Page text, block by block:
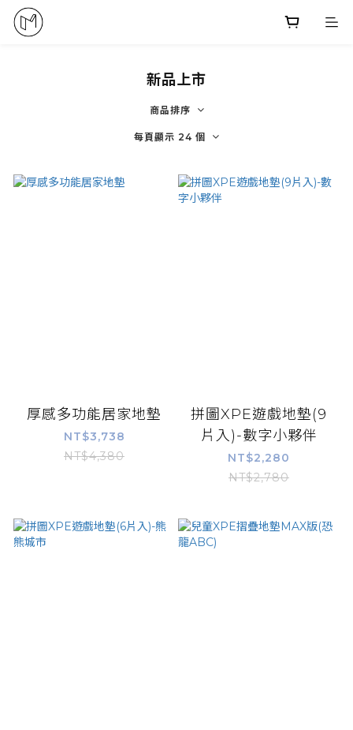
新品上市
商品排序
每頁顯示 24 個
厚感多功能居家地墊
NT$3,738
NT$4,380
拼圖XPE遊戲地墊(9
片入)-數字小夥伴
NT$2,280
NT$2,780